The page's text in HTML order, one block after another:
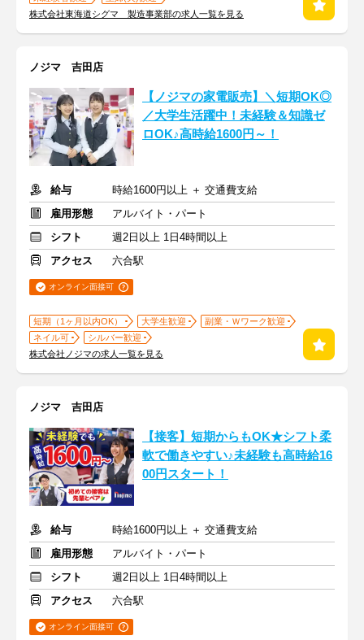
株式会社東海道シグマ 製造事業部の求人一覧を見る
ノジマ 吉田店
【ノジマの家電販売】＼短期OK◎
／大学生活躍中！未経験＆知識ゼ
ロOK♪高時給1600円～！
給与
時給1600円以上 ＋ 交通費支給
雇用形態
アルバイト・パート
シフト
週2日以上 1日4時間以上
アクセス
六合駅
オンライン面接可
短期（1ヶ月以内OK） 大学生歓迎
副業・Ｗワーク歓迎
ネイル可
シルバー歓迎
株式会社ノジマの求人一覧を見る
ノジマ 吉田店
【接客】短期からもOK★シフト柔
軟で働きやすい♪未経験も高時給16
00円スタート！
給与
時給1600円以上 ＋ 交通費支給
雇用形態
アルバイト・パート
シフト
週2日以上 1日4時間以上
アクセス
六合駅
オンライン面接可